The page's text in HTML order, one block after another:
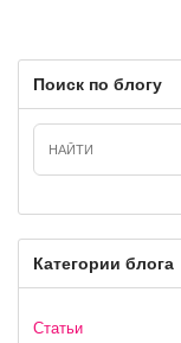
Поиск по блогу
Категории блога
Статьи